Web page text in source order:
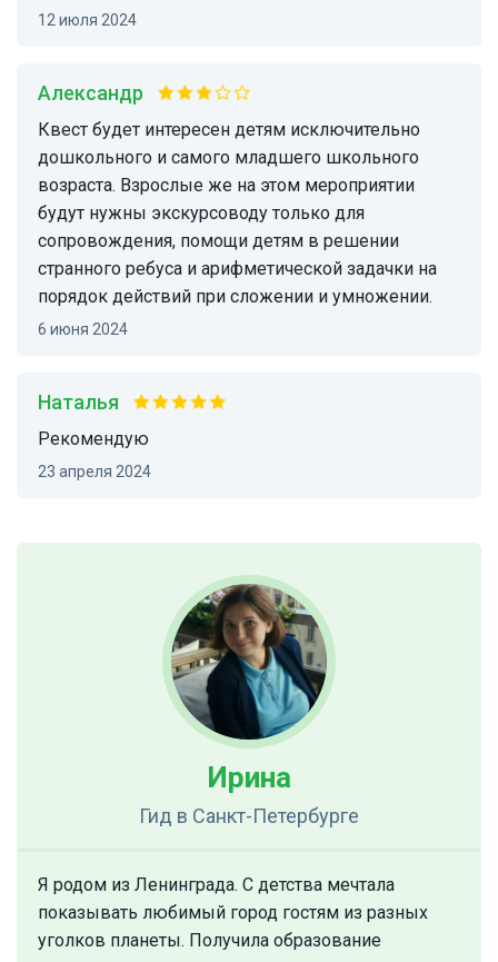
12 июля 2024
Александр
Квест будет интересен детям исключительно
дошкольного и самого младшего школьного
возраста. Взрослые же на этом мероприятии
будут нужны экскурсоводу только для
сопровождения, помощи детям в решении
странного ребуса и арифметической задачки на
порядок действий при сложении и умножении.
6 июня 2024
Наталья
Рекомендую
23 апреля 2024
Ирина
Гид в Санкт-Петербурге
Я родом из Ленинграда. С детства мечтала
показывать любимый город гостям из разных
уголков планеты. Получила образование